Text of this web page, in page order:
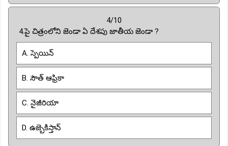
4/10
4.పై చిత్రంలోని జెండా ఏ దేశపు జాతీయ జెండా ?
A. స్పెయిన్
B. సౌత్ ఆఫ్రికా
C. నైజీరియా
D. ఉజ్బెకిస్తాన్